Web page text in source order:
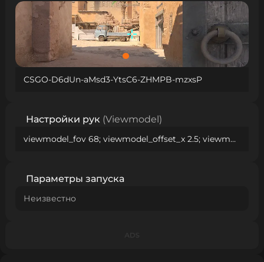
CSGO-D6dUn-aMsd3-YtsC6-ZHMPB-mzxsP
Настройки рук (Viewmodel)
viewmodel_fov 68; viewmodel_offset_x 2.5; viewmodel_offset_y 0; viewmodel_offset_z -1.5; viewmodel_presetpos 2;
Параметры запуска
Неизвестно